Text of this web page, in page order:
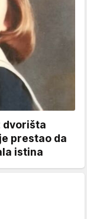
dvorišta
prestao da
istina